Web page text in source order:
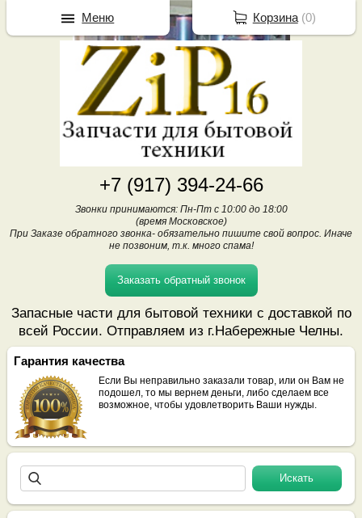
+7 (917) 394-24-66
Звонки принимаются: Пн-Пт с 10:00 до 18:00
(время Московское)
При Заказе обратного звонка- обязательно пишите свой вопрос. Иначе
не позвоним, т.к. много спама!
Заказать обратный звонок
Запасные части для бытовой техники с доставкой по
всей России. Отправляем из г.Набережные Челны.
Гарантия качества
Если Вы неправильно заказали товар, или он Вам не
подошел, то мы вернем деньги, либо сделаем все
возможное, чтобы удовлетворить Ваши нужды.
Корзина(0)
Меню